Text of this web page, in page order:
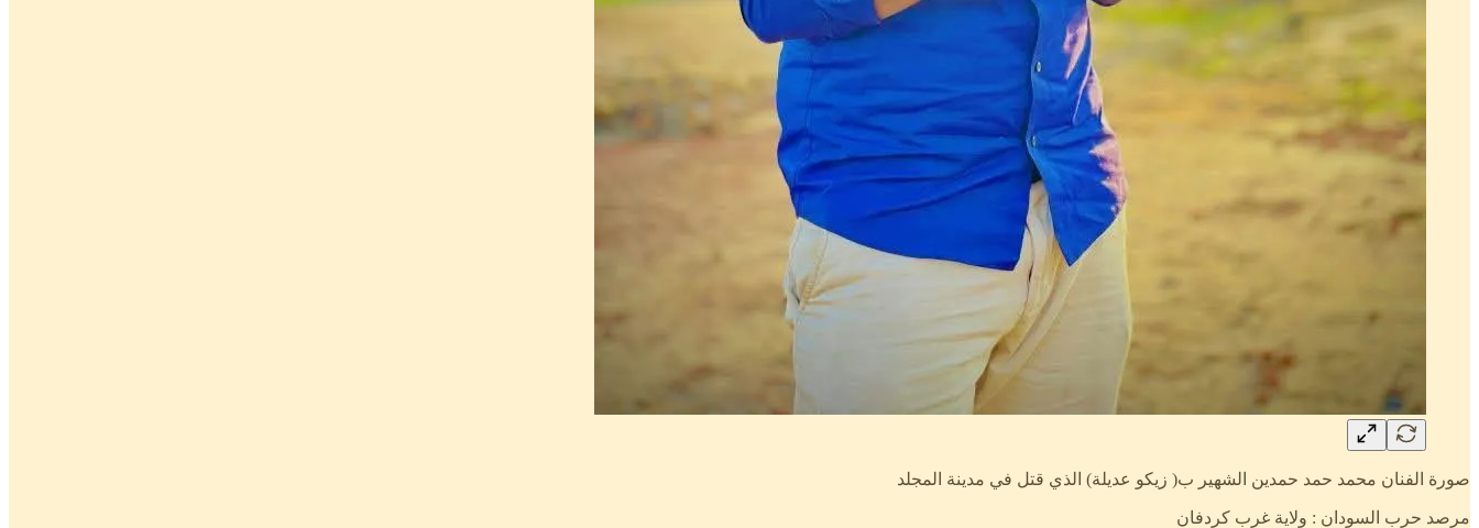
صورة الفنان محمد حمد حمدين الشهير ب( زيكو عديلة) الذي قتل في مدينة المجلد
مرصد حرب السودان : ولاية غرب كردفان